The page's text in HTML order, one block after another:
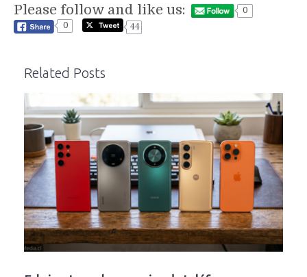
Please follow and like us:
0
0
44
Related Posts